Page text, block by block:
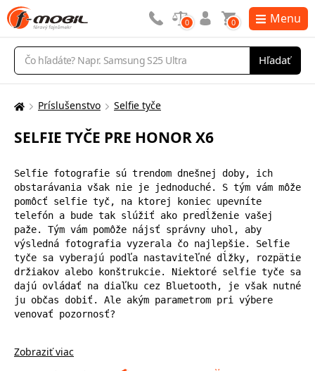
Vyhľadávanie
Hľadať
0 0 Menu
Tu
nachádzate:
Príslušenstvo Selfie tyče
SELFIE TYČE PRE HONOR X6
Selfie fotografie sú trendom dnešnej doby, ich
obstarávania však nie je jednoduché. S tým vám môže
pomôcť selfie tyč, na ktorej koniec upevníte
telefón a bude tak slúžiť ako predĺženie vašej
paže. Tým vám pomôže nájsť správny uhol, aby
výsledná fotografia vyzerala čo najlepšie. Selfie
tyče sa vyberajú podľa nastaviteľné dĺžky, rozpätie
držiakov alebo konštrukcie. Niektoré selfie tyče sa
dajú ovládať na diaľku cez Bluetooth, je však nutné
ju občas dobiť. Ale akým parametrom pri výbere
venovať pozornosť?
Zobraziť viac